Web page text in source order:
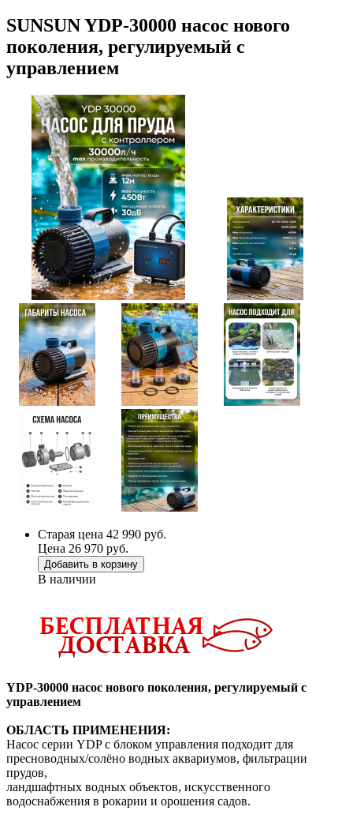
SUNSUN YDP-30000 насос нового
поколения, регулируемый с
управлением
Старая цена 42 990 руб.
Цена 26 970 руб.
Добавить в корзину
В наличии
YDP-30000 насос нового поколения, регулируемый с
управлением
ОБЛАСТЬ ПРИМЕНЕНИЯ:
Насос серии YDP с блоком управления подходит для
пресноводных/солёно водных аквариумов, фильтрации
прудов,
ландшафтных водных объектов, искусственного
водоснабжения в рокарии и орошения садов.